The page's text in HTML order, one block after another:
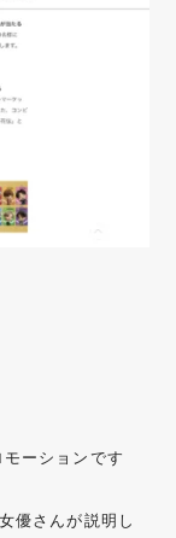
ーションです
優さんが説明し